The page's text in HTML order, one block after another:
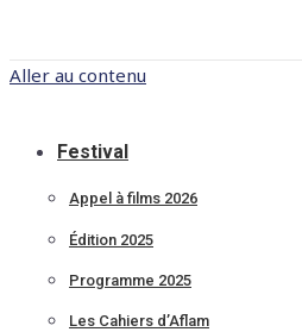
Aller au contenu
Festival
Appel à films 2026
Édition 2025
Programme 2025
Les Cahiers d’Aflam